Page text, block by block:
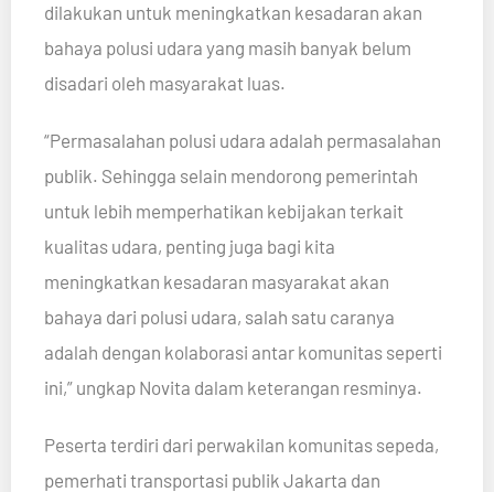
dilakukan untuk meningkatkan kesadaran akan
bahaya polusi udara yang masih banyak belum
disadari oleh masyarakat luas.
“Permasalahan polusi udara adalah permasalahan
publik. Sehingga selain mendorong pemerintah
untuk lebih memperhatikan kebijakan terkait
kualitas udara, penting juga bagi kita
meningkatkan kesadaran masyarakat akan
bahaya dari polusi udara, salah satu caranya
adalah dengan kolaborasi antar komunitas seperti
ini,” ungkap Novita dalam keterangan resminya.
Peserta terdiri dari perwakilan komunitas sepeda,
pemerhati transportasi publik Jakarta dan